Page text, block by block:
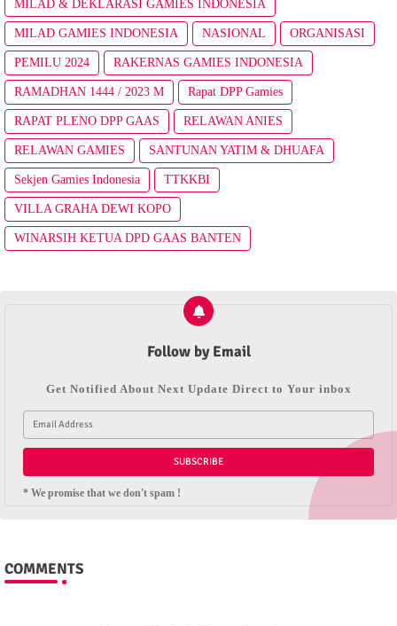
MILAD & DEKLARASI GAMIES INDONESIA
MILAD GAMIES INDONESIA NASIONAL ORGANISASI
PEMILU 2024 RAKERNAS GAMIES INDONESIA
RAMADHAN 1444 / 2023 M Rapat DPP Gamies
RAPAT PLENO DPP GAAS RELAWAN ANIES
RELAWAN GAMIES SANTUNAN YATIM & DHUAFA
Sekjen Gamies Indonesia TTKKBI
VILLA GRAHA DEWI KOPO
WINARSIH KETUA DPD GAAS BANTEN
Follow by Email
Get Notified About Next Update Direct to Your inbox
* We promise that we don't spam !
COMMENTS